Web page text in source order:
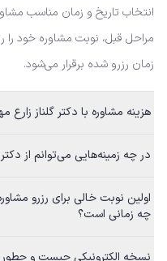
انتخاب تاریخ و زمان مناسب
مراحل قبل، نوبت مشاوره خود را
زمان رزرو شده برقرار می‌شود.
هزینه مشاوره با دکتر گلناز
در چه زمینه‌هایی می‌توانم از
اولین نوبت خالی برای رزرو
چه زمانی است؟
نسخه الکترونیکی چیست و چطور